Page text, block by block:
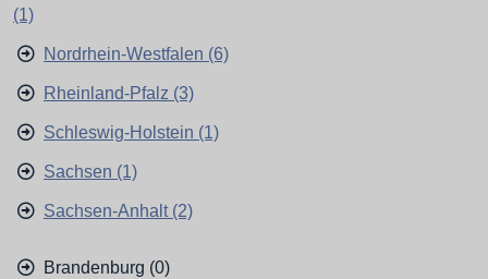
(1)
Nordrhein-Westfalen (6)
Rheinland-Pfalz (3)
Schleswig-Holstein (1)
Sachsen (1)
Sachsen-Anhalt (2)
Brandenburg (0)